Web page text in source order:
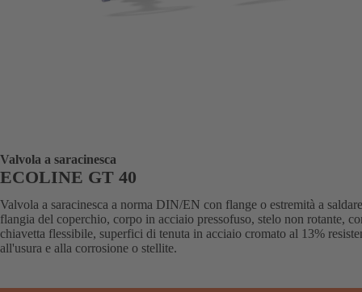
Valvola a saracinesca
ECOLINE GT 40
Valvola a saracinesca a norma DIN/EN con flange o estremità a
flangia del coperchio, corpo in acciaio pressofuso, stelo non rotante,
chiavetta flessibile, superfici di tenuta in acciaio cromato al 13%
all'usura e alla corrosione o stellite.